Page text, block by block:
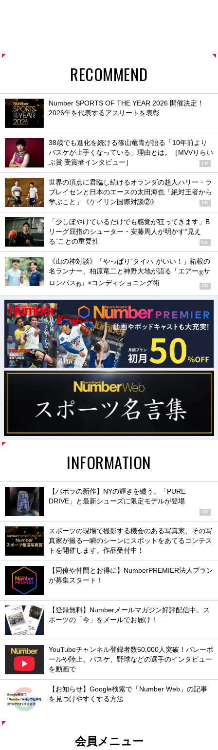
RECOMMEND
Number SPORTS OF THE YEAR 2026 開催決定！
2026年を代表するアスリートを表彰
38歳でも進化を続ける篠山竜青が語る「10年前より
バスケが上手くなっている」理由とは。［MVVりらい
ぶ賞 受賞者インタビュー］
PR
世界の頂点に君臨し続けるオランダの超人ハリー・ラ
ブレイセンと日本のエースの太田海也「絶対王者から
学ぶこと」《ケイリン国際対談②》
PR
「少しぼやけているだけでも感覚が狂ってきます」B
リーグ屈指のシューター・安藤周人が明かす“見え
る”ことの重要性
PR
《山の神対談》「やっぱり“タイパ”がいい！」箱根の
名ランナー、柏原竜二と神野大地が語る「エアー®サ
ロンパス® 」×コンディショニング術 PR
INFORMATION
【バボラの新作】NYの輝きを纏う。「PURE
DRIVE」と最新シューズに限定モデルが登場
PR
スポーツの現場で撮影する機会のある写真家、その写
真家が撮る一瞬のシーンにスポットをあてるコンテス
トを開催します。作品受付中！
【同僚や仲間とお得に】NumberPREMIER法人プラン
が募集スタート！
【登録無料】Numberメールマガジン好評配信中。ス
ポーツの「今」をメールでお届け！
YouTubeチャンネル登録者数60,000人突破！バレーボ
ールや陸上、バスケ、野球などの選手のインタビュー
を動画で
【お知らせ】Google検索で「Number Web」の記事
を見つけやすくする方法
会員メニュー